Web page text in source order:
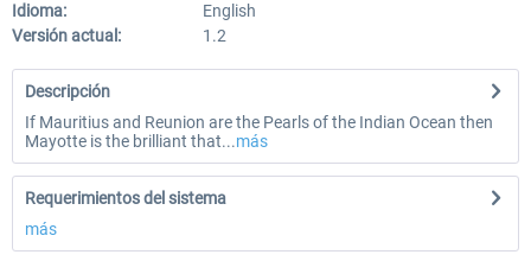
Idioma:
English
Versión actual:
1.2
Descripción
If Mauritius and Reunion are the Pearls of the Indian Ocean then
Mayotte is the brilliant that...más
Requerimientos del sistema
más